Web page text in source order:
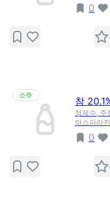
0
소주
참
정제수, 주
아스파라
0